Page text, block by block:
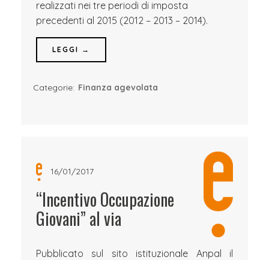
realizzati nei tre periodi di imposta
precedenti al 2015 (2012 – 2013 – 2014).
LEGGI →
Categorie: Finanza agevolata
16/01/2017
“Incentivo Occupazione
Giovani” al via
Pubblicato sul sito istituzionale Anpal il